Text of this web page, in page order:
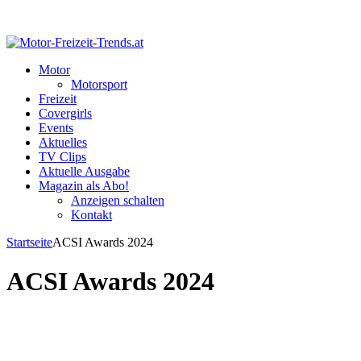
Motor
Motorsport
Freizeit
Covergirls
Events
Aktuelles
TV Clips
Aktuelle Ausgabe
Magazin als Abo!
Anzeigen schalten
Kontakt
StartseiteACSI Awards 2024
ACSI Awards 2024